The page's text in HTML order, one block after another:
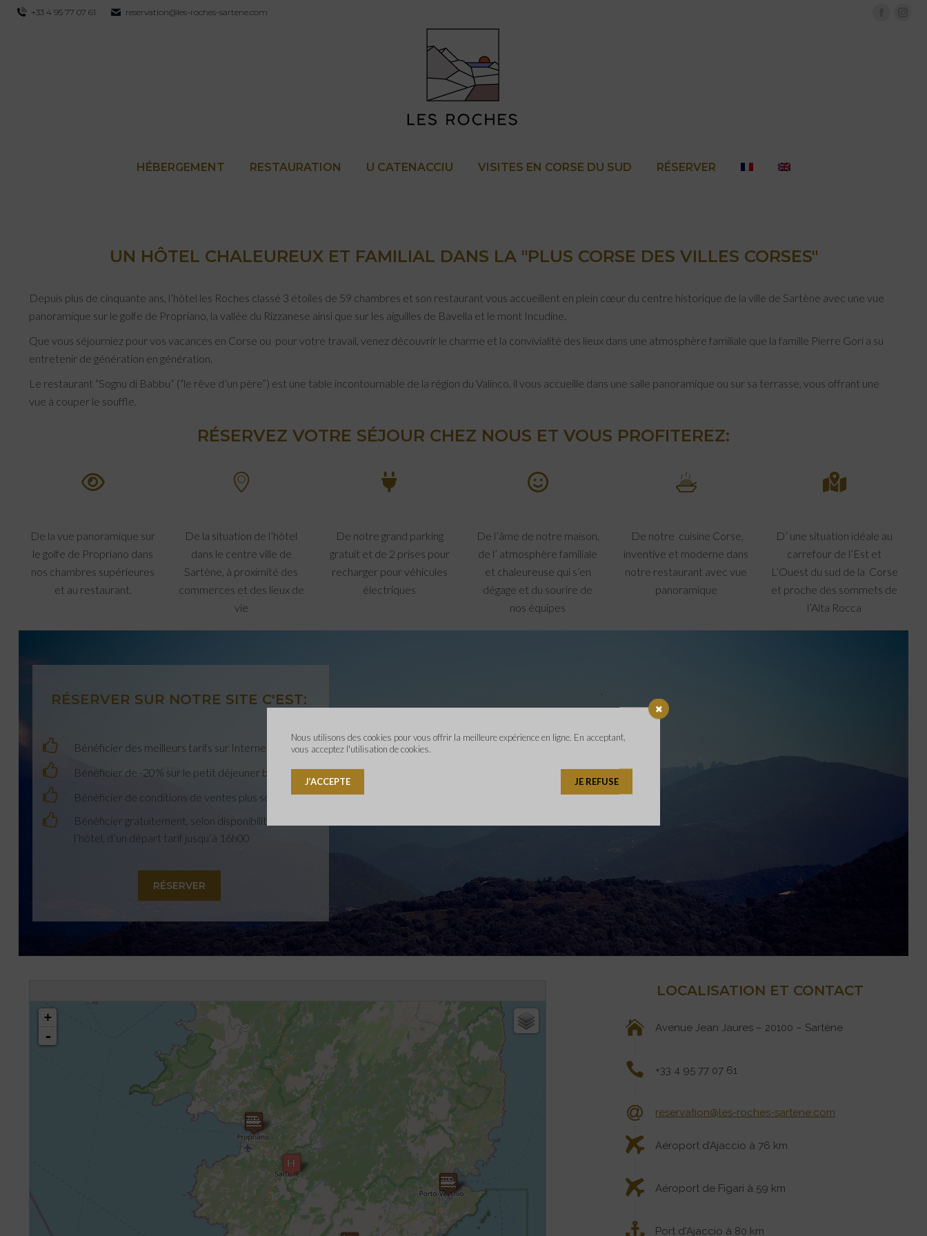
+33 4 95 77 07 61 reservation@les-roches-sartene.com
HÉBERGEMENT RESTAURATION U CATENACCIU VISITES EN CORSE DU SUD RÉSERVER
UN HÔTEL CHALEUREUX ET FAMILIAL DANS LA "PLUS CORSE DES VILLES CORSES"
Depuis plus de cinquante ans, l’hôtel les Roches classé 3 étoiles de 59 chambres et son restaurant vous accueillent en plein cœur du centre historique de la ville de Sartène avec une vue
panoramique sur le golfe de Propriano, la vallée du Rizzanese ainsi que sur les aiguilles de Bavella et le mont Incudine.
Que vous séjourniez pour vos vacances en Corse ou pour votre travail, venez découvrir le charme et la convivialité des lieux dans une atmosphère familiale que la famille Pierre Gori a su
entretenir de génération en génération.
Le restaurant “Sognu di Babbu” (“le rêve d’un père”) est une table incontournable de la région du Valinco, il vous accueille dans une salle panoramique ou sur sa terrasse, vous offrant une
vue à couper le souffle.​
RÉSERVEZ VOTRE SÉJOUR CHEZ NOUS ET VOUS PROFITEREZ:
De la vue panoramique sur
le golfe de Propriano dans
nos chambres supérieures
et au restaurant.
De la situation de l’hôtel
dans le centre ville de
Sartène, à proximité des
commerces et des lieux de
vie
De notre grand parking
gratuit et de 2 prises pour
recharger pour véhicules
électriques
De l’âme de notre maison,
de l’ atmosphère familiale
et chaleureuse qui s’en
dégage et du sourire de
nos équipes
De notre cuisine Corse,
inventive et moderne dans
notre restaurant avec vue
panoramique
D’ une situation idéale au
carrefour de l’Est et
L’Ouest du sud de la Corse
et proche des sommets de
l’Alta Rocca
RÉSERVER SUR NOTRE SITE C'EST:
Bénéficier des meilleurs tarifs sur Internet
Bénéficier de -20% sur le petit déjeuner buffet
Bénéficier de conditions de ventes plus souples
Bénéficier gratuitement, selon disponibilité de
l’hôtel, d’un départ tarif jusqu’à 16h00
RÉSERVER
chargement de la carte - veuillez patienter...
+
-
LOCALISATION ET CONTACT
Avenue Jean Jaures – 20100 – Sartène
+33 4 95 77 07 61
reservation@les-roches-sartene.com
Aéroport d’Ajaccio à 76 km
Aéroport de Figari à 59 km
Port d'Ajaccio à 80 km
Nous utilisons des cookies pour vous offrir la meilleure expérience en ligne. En acceptant,
vous acceptez l'utilisation de cookies.
J’ACCEPTE JE REFUSE